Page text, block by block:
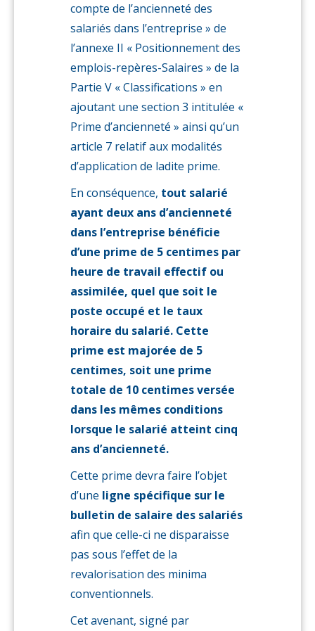
compte de l’ancienneté des
salariés dans l’entreprise » de
l’annexe II « Positionnement des
emplois-repères-Salaires » de la
Partie V « Classifications » en
ajoutant une section 3 intitulée «
Prime d’ancienneté » ainsi qu’un
article 7 relatif aux modalités
d’application de ladite prime.
En conséquence, tout salarié
ayant deux ans d’ancienneté
dans l’entreprise bénéficie
d’une prime de 5 centimes par
heure de travail effectif ou
assimilée, quel que soit le
poste occupé et le taux
horaire du salarié. Cette
prime est majorée de 5
centimes, soit une prime
totale de 10 centimes versée
dans les mêmes conditions
lorsque le salarié atteint cinq
ans d’ancienneté.
Cette prime devra faire l’objet
d’une ligne spécifique sur le
bulletin de salaire des salariés
afin que celle-ci ne disparaisse
pas sous l’effet de la
revalorisation des minima
conventionnels.
Cet avenant, signé par